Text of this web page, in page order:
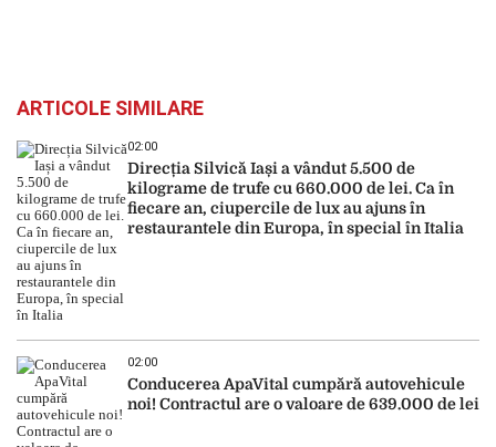
ARTICOLE SIMILARE
02:00
Direcția Silvică Iași a vândut 5.500 de
kilograme de trufe cu 660.000 de lei. Ca în
fiecare an, ciupercile de lux au ajuns în
restaurantele din Europa, în special în Italia
02:00
Conducerea ApaVital cumpără autovehicule
noi! Contractul are o valoare de 639.000 de lei